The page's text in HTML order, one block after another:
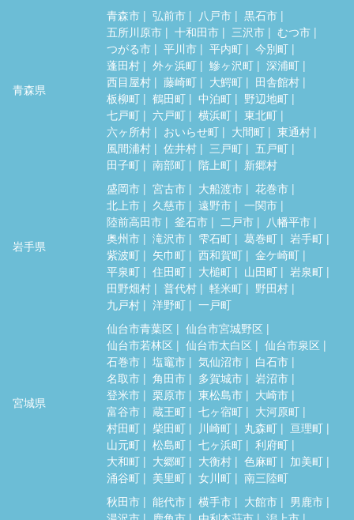
青森県
青森市 弘前市 八戸市
黒石市
五所川原市
十和田市 三沢市
むつ市
つがる市
平川市 平内町
今別町
蓬田村
外ヶ浜町 鰺ヶ沢町
深浦町
西目屋村
藤崎町 大鰐町
田舎館村
板柳町
鶴田町 中泊町
野辺地町
七戸町
六戸町 横浜町
東北町
六ヶ所村
おいらせ町 大間町
東通村
風間浦村
佐井村 三戸町
五戸町
田子町
南部町 階上町 新郷村
岩手県
盛岡市 宮古市 大船渡市
花巻市
北上市
久慈市 遠野市
一関市
陸前高田市
釜石市 二戸市
八幡平市
奥州市
滝沢市 雫石町 葛巻町
岩手町
紫波町
矢巾町 西和賀町
金ケ崎町
平泉町
住田町 大槌町 山田町
岩泉町
田野畑村
普代村 軽米町
野田村
九戸村
洋野町 一戸町
宮城県
仙台市青葉区
仙台市宮城野区
仙台市若林区
仙台市太白区
仙台市泉区
石巻市
塩竈市 気仙沼市
白石市
名取市
角田市 多賀城市
岩沼市
登米市
栗原市 東松島市
大崎市
富谷市
蔵王町 七ヶ宿町
大河原町
村田町
柴田町 川崎町 丸森町
亘理町
山元町
松島町 七ヶ浜町
利府町
大和町
大郷町 大衡村 色麻町
加美町
涌谷町
美里町 女川町 南三陸町
秋田市 能代市 横手市 大館市
男鹿市